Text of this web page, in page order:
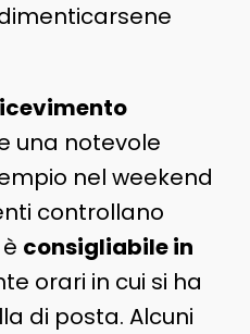
una notevole
nel weekend
controllano
consigliabile in
orari in cui si ha
di posta. Alcuni